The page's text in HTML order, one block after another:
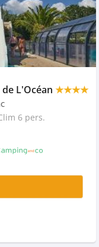
L'Océan ★★★★
6 pers.